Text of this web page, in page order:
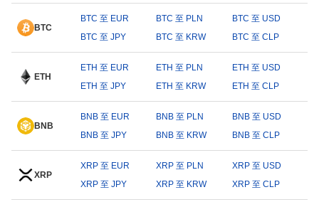
BTC
BTC 至 EUR BTC 至 PLN
BTC 至 USD
BTC 至 JPY
BTC 至 KRW BTC 至 CLP
ETH
ETH 至 EUR ETH 至 PLN
ETH 至 USD
ETH 至 JPY
ETH 至 KRW ETH 至 CLP
BNB
BNB 至 EUR BNB 至 PLN
BNB 至 USD
BNB 至 JPY
BNB 至 KRW BNB 至 CLP
XRP
XRP 至 EUR XRP 至 PLN
XRP 至 USD
XRP 至 JPY
XRP 至 KRW XRP 至 CLP